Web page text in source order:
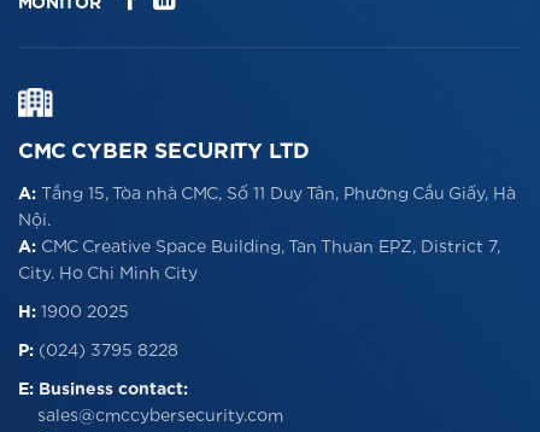
MONITOR
CMC CYBER SECURITY LTD
A: Tầng 15, Tòa nhà CMC, Số 11 Duy Tân, Phường Cầu Giấy, Hà
Nội.
A: CMC Creative Space Building, Tan Thuan EPZ, District 7,
City. Ho Chi Minh City
H: 1900 2025
P: (024) 3795 8228
E: Business contact:
sales@cmccybersecurity.com